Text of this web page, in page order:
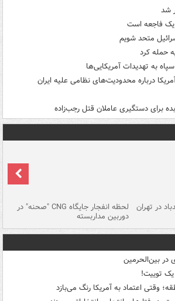
شد
یک فاجعه است
متحد شویم
حمله کرد
به تهدیدات آمریکایی‌ها
درباره محدودیت‌های نظامی علیه ایران
برای دستگیری عاملان قتل رجب‌زاده
در تهران لحظه انفجار جایگاه CNG "صحنه" در
دوربین مداربسته
در بین‌الحرمین
یک توییت!
وقتی اعتماد به آمریکا رنگ می‌بازد